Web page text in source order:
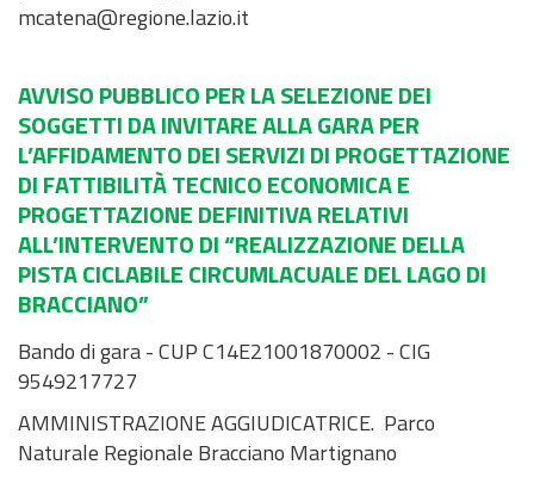
mcatena@regione.lazio.it
AVVISO PUBBLICO PER LA SELEZIONE DEI
SOGGETTI DA INVITARE ALLA GARA PER
L’AFFIDAMENTO DEI SERVIZI DI PROGETTAZIONE
DI FATTIBILITÀ TECNICO ECONOMICA E
PROGETTAZIONE DEFINITIVA RELATIVI
ALL’INTERVENTO DI “REALIZZAZIONE DELLA
PISTA CICLABILE CIRCUMLACUALE DEL LAGO DI
BRACCIANO”
Bando di gara - CUP C14E21001870002 - CIG
9549217727
AMMINISTRAZIONE AGGIUDICATRICE. Parco
Naturale Regionale Bracciano Martignano